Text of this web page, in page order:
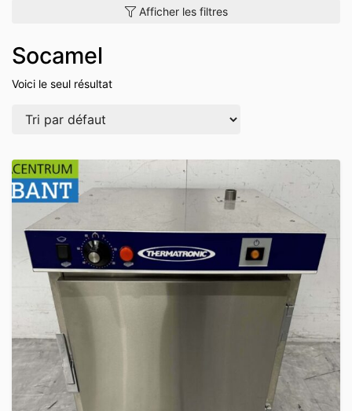
Afficher les filtres
Socamel
Voici le seul résultat